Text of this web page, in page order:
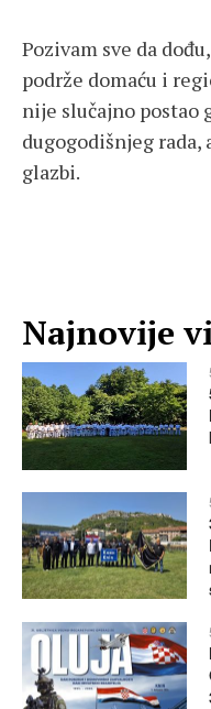
Pozivam sve da
podrže domaću i
nije slučajno postao
dugogodišnjeg
glazbi.
Najnovije